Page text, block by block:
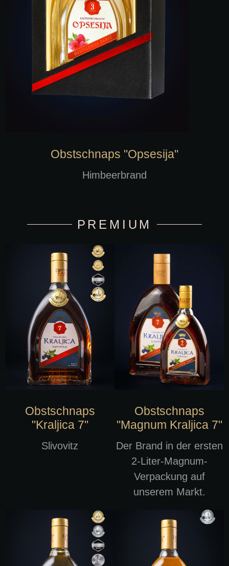
Obstschnaps "Opsesija"
Himbeerbrand
PREMIUM
Obstschnaps
"Kraljica 7"
Slivovitz
Obstschnaps
"Magnum Kraljica 7"
Der Brand in der ersten
2-Liter-Magnum-
Verpackung auf
unserem Markt.